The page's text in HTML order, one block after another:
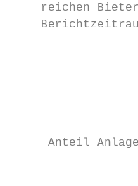
reichen
Anteil